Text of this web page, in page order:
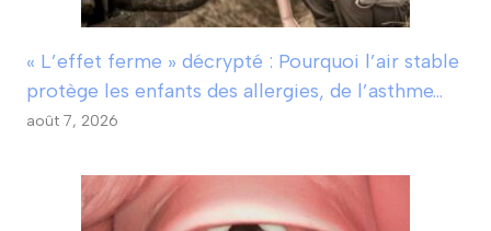
« L’effet ferme » décrypté : Pourquoi l’air stable
protège les enfants des allergies, de l’asthme…
août 7, 2026